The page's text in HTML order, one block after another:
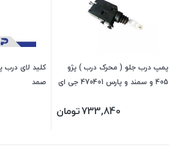
پمپ درب جلو ( محرک درب ) پژو
405 و سمند و پارس 470401 جی ای
733,840تومان
صمد